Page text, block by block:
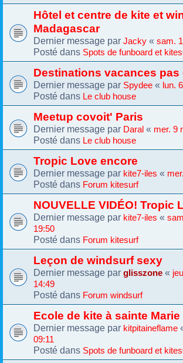
Hôtel et centre de kite et
Madagascar
Dernier message par Jacky « sam.
Posté dans Spots de funboard et
Destinations vacances pas
Dernier message par Spydee « lun.
Posté dans Le club house
Meetup covoit' Paris
Dernier message par Daral « mer. 9
Posté dans Le club house
Tropic Love encore
Dernier message par kite7-iles «
Posté dans Forum kitesurf
NOUVELLE VIDÉO! Tropic
Dernier message par kite7-iles «
19:50
Posté dans Forum kitesurf
Leçon de windsurf sexy
Dernier message par glisszone «
14:49
Posté dans Forum windsurf
Ecole de kite à sainte
Dernier message par kitpitaineflame
09:11
Posté dans Spots de funboard et